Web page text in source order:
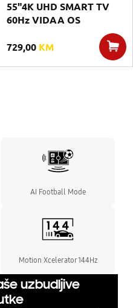
55"4K UHD SMART TV
60Hz VIDAA OS
729,00 KM
AI Football Mode
Motion Xcelerator 144Hz
uzbudljive